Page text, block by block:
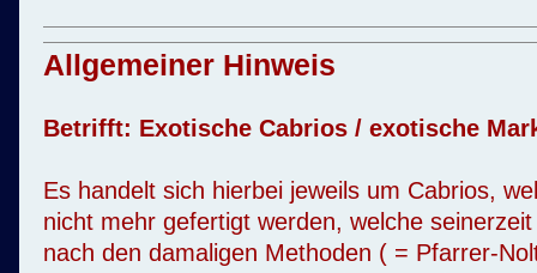
Allgemeiner Hinweis
Betrifft: Exotische Cabrios / exotische
Es handelt sich hierbei jeweils um Cabrios,
nicht mehr gefertigt werden, welche
nach den damaligen Methoden ( = Pfarrer-